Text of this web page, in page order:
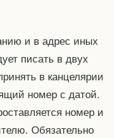
и в адрес иных
писать в двух
в канцелярии
номер с датой.
номер и
Обязательно